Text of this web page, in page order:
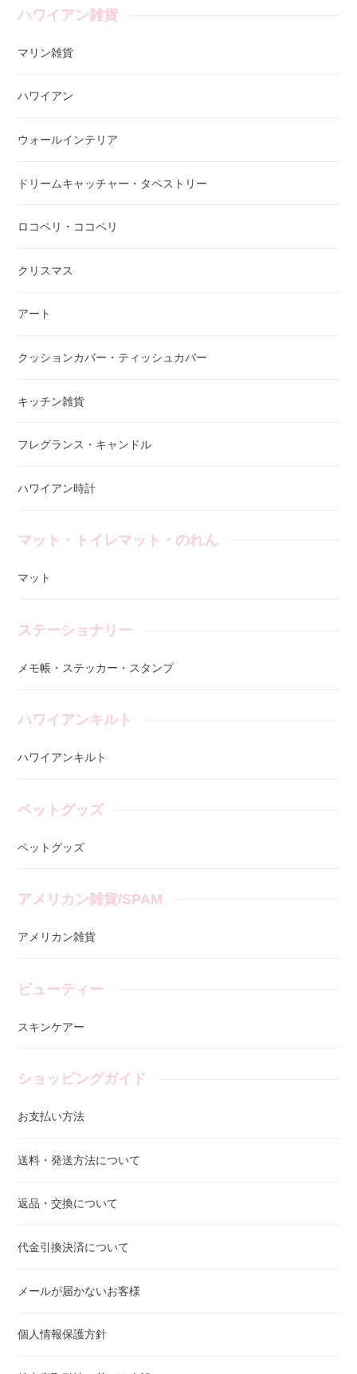
ハワイアン雑貨
マリン雑貨
ハワイアン
ウォールインテリア
ドリームキャッチャー・タペストリー
ロコペリ・ココペリ
クリスマス
アート
クッションカバー・ティッシュカバー
キッチン雑貨
フレグランス・キャンドル
ハワイアン時計
マット・トイレマット・のれん
マット
ステーショナリー
メモ帳・ステッカー・スタンプ
ハワイアンキルト
ハワイアンキルト
ペットグッズ
ペットグッズ
アメリカン雑貨/SPAM
アメリカン雑貨
ビューティー
スキンケアー
ショッピングガイド
お支払い方法
送料・発送方法について
返品・交換について
代金引換決済について
メールが届かないお客様
個人情報保護方針